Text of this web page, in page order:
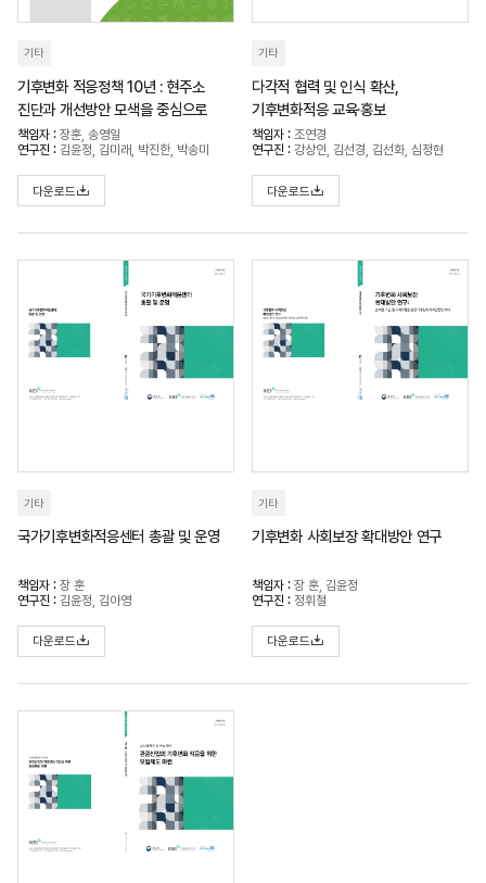
기타
기후변화 적응정책 10년 : 현주소
진단과 개선방안 모색을 중심으로
책임자 : 장훈, 송영일
연구진 : 김윤정, 김미래, 박진한, 박송미
다운로드
기타
다각적 협력 및 인식 확산,
기후변화적응 교육·홍보
책임자 : 조연경
연구진 : 강상인, 김선경, 김선화, 심정현
다운로드
기타
국가기후변화적응센터 총괄 및 운영
책임자 : 장 훈
연구진 : 김윤정, 김아영
다운로드
기타
기후변화 사회보장 확대방안 연구
책임자 : 장 훈, 김윤정
연구진 : 정휘철
다운로드